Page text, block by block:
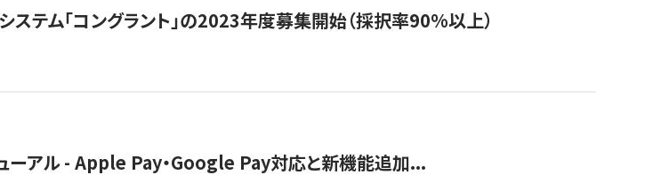
テム「コングラント」の2023年度募集開始（採択率90%以上）
ーアル - Apple Pay・Google Pay対応と新機能追加...